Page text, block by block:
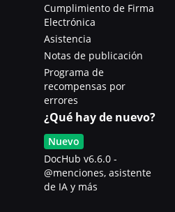
Cumplimiento de Firma
Electrónica
Asistencia
Notas de publicación
Programa de
recompensas por
errores
¿Qué hay de nuevo?
Nuevo
DocHub v6.6.0 -
@menciones, asistente
de IA y más